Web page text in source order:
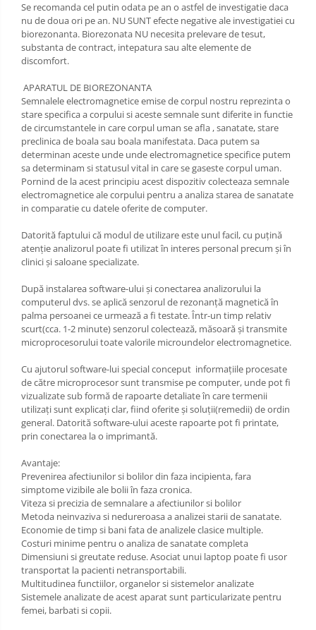
Se recomanda cel putin odata pe an o astfel de investigatie daca
nu de doua ori pe an. NU SUNT efecte negative ale investigatiei cu
biorezonanta. Biorezonata NU necesita prelevare de tesut,
substanta de contract, intepatura sau alte elemente de
discomfort.
APARATUL DE BIOREZONANTA
Semnalele electromagnetice emise de corpul nostru reprezinta o
stare specifica a corpului si aceste semnale sunt diferite in functie
de circumstantele in care corpul uman se afla , sanatate, stare
preclinica de boala sau boala manifestata. Daca putem sa
determinan aceste unde unde electromagnetice specifice putem
sa determinam si statusul vital in care se gaseste corpul uman.
Pornind de la acest principiu acest dispozitiv colecteaza semnale
electromagnetice ale corpului pentru a analiza starea de sanatate
in comparatie cu datele oferite de computer.
Datorită faptului că modul de utilizare este unul facil, cu puţină
atenţie analizorul poate fi utilizat în interes personal precum şi în
clinici şi saloane specializate.
După instalarea software-ului şi conectarea analizorului la
computerul dvs. se aplică senzorul de rezonanţă magnetică în
palma persoanei ce urmează a fi testate. Într-un timp relativ
scurt(cca. 1-2 minute) senzorul colectează, măsoară şi transmite
microprocesorului toate valorile microundelor electromagnetice.
Cu ajutorul software-lui special conceput informaţiile procesate
de către microprocesor sunt transmise pe computer, unde pot fi
vizualizate sub formă de rapoarte detaliate în care termenii
utilizaţi sunt explicaţi clar, fiind oferite şi soluţii(remedii) de ordin
general. Datorită software-ului aceste rapoarte pot fi printate,
prin conectarea la o imprimantă.
Avantaje:
Prevenirea afectiunilor si bolilor din faza incipienta, fara
simptome vizibile ale bolii în faza cronica.
Viteza si precizia de semnalare a afectiunilor si bolilor
Metoda neinvaziva si nedureroasa a analizei starii de sanatate.
Economie de timp si bani fata de analizele clasice multiple.
Costuri minime pentru o analiza de sanatate completa
Dimensiuni si greutate reduse. Asociat unui laptop poate fi usor
transportat la pacienti netransportabili.
Multitudinea functiilor, organelor si sistemelor analizate
Sistemele analizate de acest aparat sunt particularizate pentru
femei, barbati si copii.